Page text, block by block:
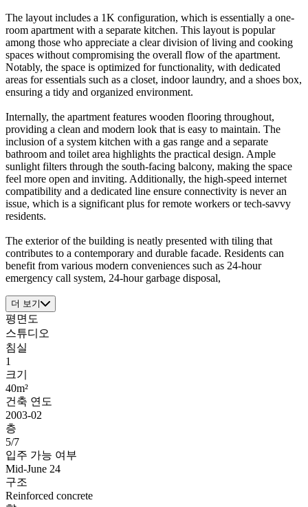
The layout includes a 1K configuration, which is essentially a one-
room apartment with a separate kitchen. This layout is popular
among those who appreciate a clear division of living and cooking
spaces without compromising the overall flow of the apartment.
Notably, the space is optimized for functionality, with dedicated
areas for essentials such as a closet, indoor laundry, and a shoes box,
ensuring a tidy and organized environment.
Internally, the apartment features wooden flooring throughout,
providing a clean and modern look that is easy to maintain. The
inclusion of a system kitchen with a gas range and a separate
bathroom and toilet area highlights the practical design. Ample
sunlight filters through the south-facing balcony, making the space
feel more open and inviting. Additionally, the high-speed internet
compatibility and a dedicated line ensure connectivity is never an
issue, which is a significant plus for remote workers or tech-savvy
residents.
The exterior of the building is neatly presented with tiling that
contributes to a contemporary and durable facade. Residents can
benefit from various modern conveniences such as 24-hour
emergency call system, 24-hour garbage disposal,
더 보기
평면도
스튜디오
침실
1
크기
40m²
건축 연도
2003-02
층
5/7
입주 가능 여부
Mid-June 24
구조
Reinforced concrete